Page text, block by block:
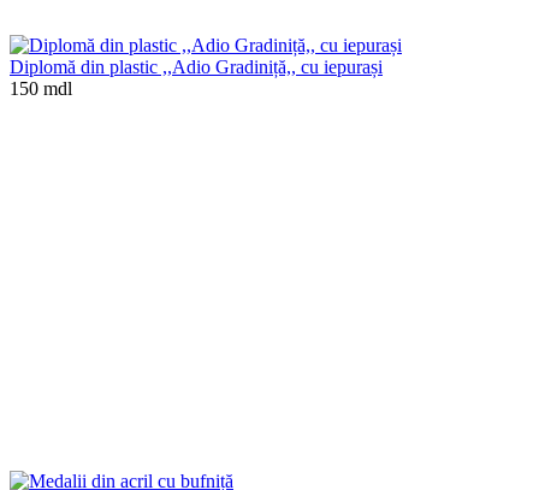
Diplomă din plastic ,,Adio Gradiniță,, cu iepurași
150 mdl